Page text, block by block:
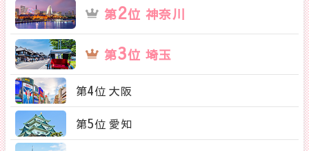
第2位 神奈川
第3位 埼玉
第4位 大阪
第5位 愛知